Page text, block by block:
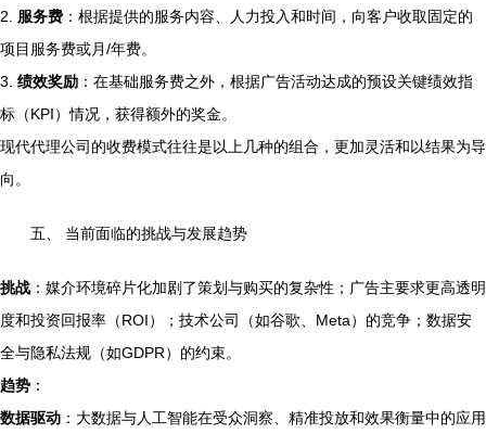
2. 服务费 ：根据提供的服务内容、人力投入和时间，向客户收取固定的
项目服务费或月/年费。
3. 绩效奖励 ：在基础服务费之外，根据广告活动达成的预设关键绩效指
标（KPI）情况，获得额外的奖金。
现代代理公司的收费模式往往是以上几种的组合，更加灵活和以结果为导
向。
五、 当前面临的挑战与发展趋势
挑战 ：媒介环境碎片化加剧了策划与购买的复杂性；广告主要求更高透明
度和投资回报率（ROI）；技术公司（如谷歌、Meta）的竞争；数据安
全与隐私法规（如GDPR）的约束。
趋势 ：
数据驱动 ：大数据与人工智能在受众洞察、精准投放和效果衡量中的应用